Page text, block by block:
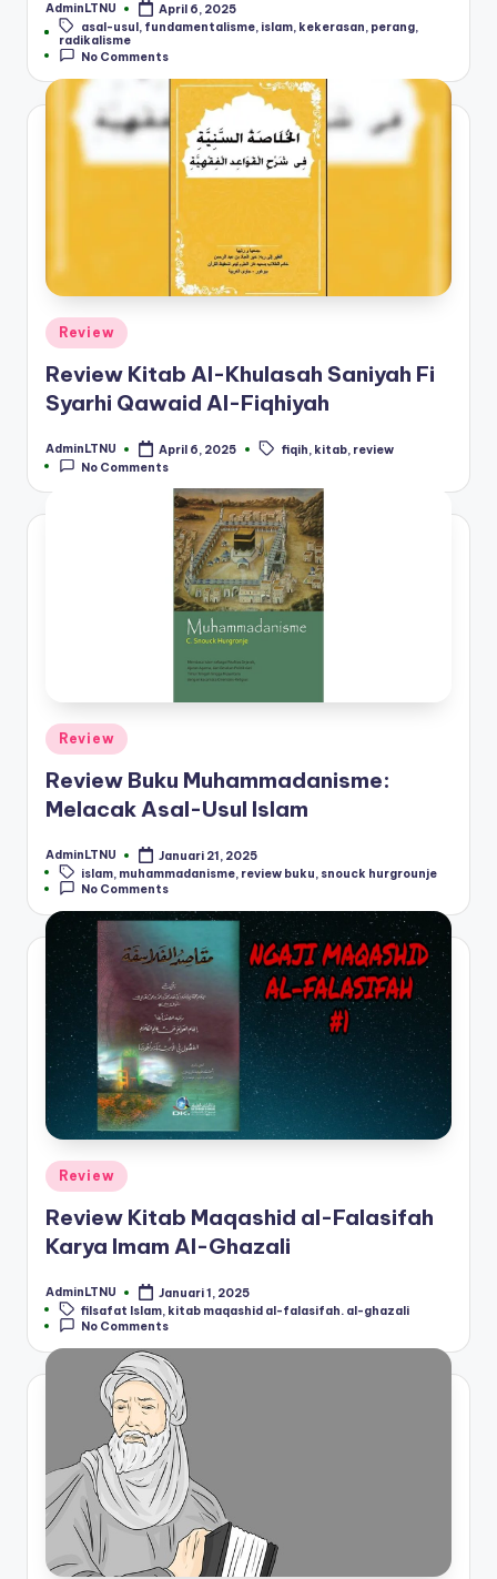
Posted
by
AdminLTNU
April 6, 2025
Tags:asal-usul, fundamentalisme, islam, kekerasan, perang,
radikalisme
No Comments
Posted
in
Review
Review Kitab Al-Khulasah Saniyah Fi
Syarhi Qawaid Al-Fiqhiyah
Posted
by
AdminLTNU April 6, 2025
Tags: fiqih, kitab, review
No Comments
Posted
in
Review
Review Buku Muhammadanisme:
Melacak Asal-Usul Islam
Posted
by
AdminLTNU
Januari 21, 2025
Tags:islam muhammadanisme review buku snouck hurgrounje
No Comments
Posted
in
Review
Review Kitab Maqashid al-Falasifah
Karya Imam Al-Ghazali
Posted
by
AdminLTNU
Januari 1, 2025
Tags:filsafat Islam kitab maqashid al-falasifah. al-ghazali
No Comments